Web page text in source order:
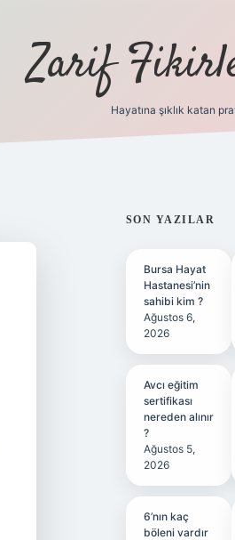
Zarif
Hayatına şıklık katan
SON YAZILAR
Bursa Hayat
Hastanesi’nin
sahibi kim ?
Ağustos 6,
2026
Avcı eğitim
sertifikası
nereden alınır
?
Ağustos 5,
2026
6’nın kaç
böleni vardır